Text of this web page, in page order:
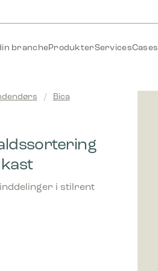
brancheProdukterServicesCases
/
Bica
i stilrent